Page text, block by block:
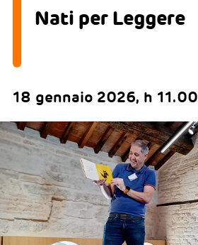
Nati per Leggere
18 gennaio 2026, h 11.00